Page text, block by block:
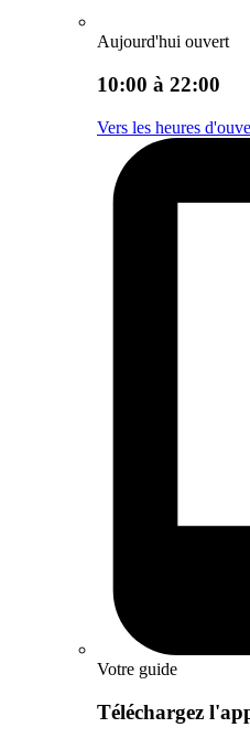
Aujourd'hui ouvert
10:00 à 22:00
Vers les heures
Votre guide
Téléchargez